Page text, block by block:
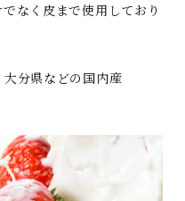
なく皮まで使用しており
分県などの国内産